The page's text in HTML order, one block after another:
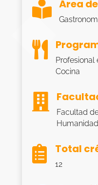
 Área

Profesional
Cocina

Facultad
 Total
12